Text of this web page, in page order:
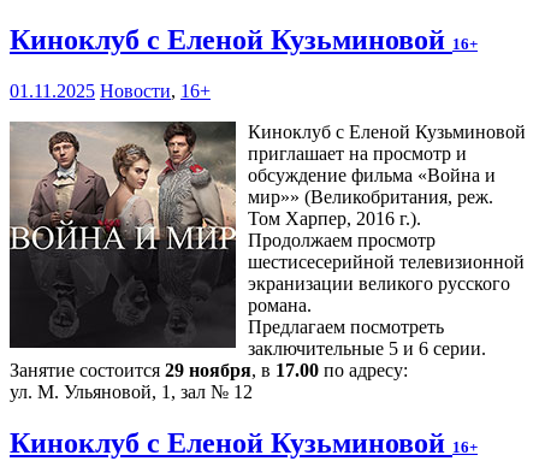
Киноклуб с Еленой Кузьминовой 16+
01.11.2025 Новости, 16+
Киноклуб с Еленой Кузьминовой
приглашает на просмотр и
обсуждение фильма «Война и
мир»» (Великобритания, реж.
Том Харпер, 2016 г.).
Продолжаем просмотр
шестисесерийной телевизионной
экранизации великого русского
романа.
Предлагаем посмотреть
заключительные 5 и 6 серии.
Занятие состоится 29 ноября, в 17.00 по адресу:
ул. М. Ульяновой, 1, зал № 12
Киноклуб с Еленой Кузьминовой 16+